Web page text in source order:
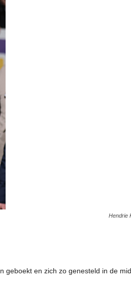
Hendrie
geboekt en zich zo genesteld in de